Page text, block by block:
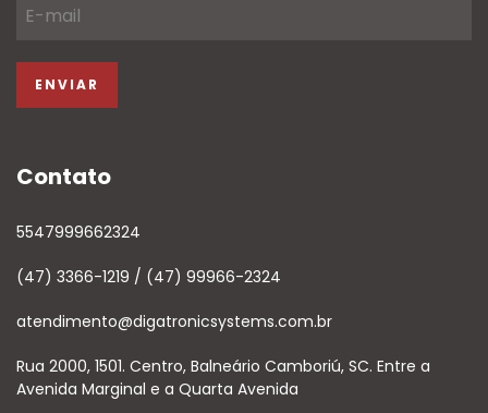
Contato
5547999662324
(47) 3366-1219 / (47) 99966-2324
atendimento@digatronicsystems.com.br
Rua 2000, 1501. Centro, Balneário Camboriú, SC. Entre a
Avenida Marginal e a Quarta Avenida